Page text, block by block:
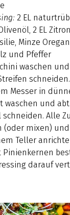
2 EL
2 EL
Minze
und Pfeffer
waschen
Messer in
waschen und
schneiden. Alle
(oder mixen)
Teller
darauf